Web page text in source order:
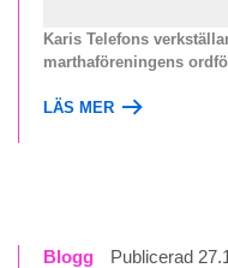
Karis Telefons
marthaföreningens
LÄS MER
Blogg Publicerad